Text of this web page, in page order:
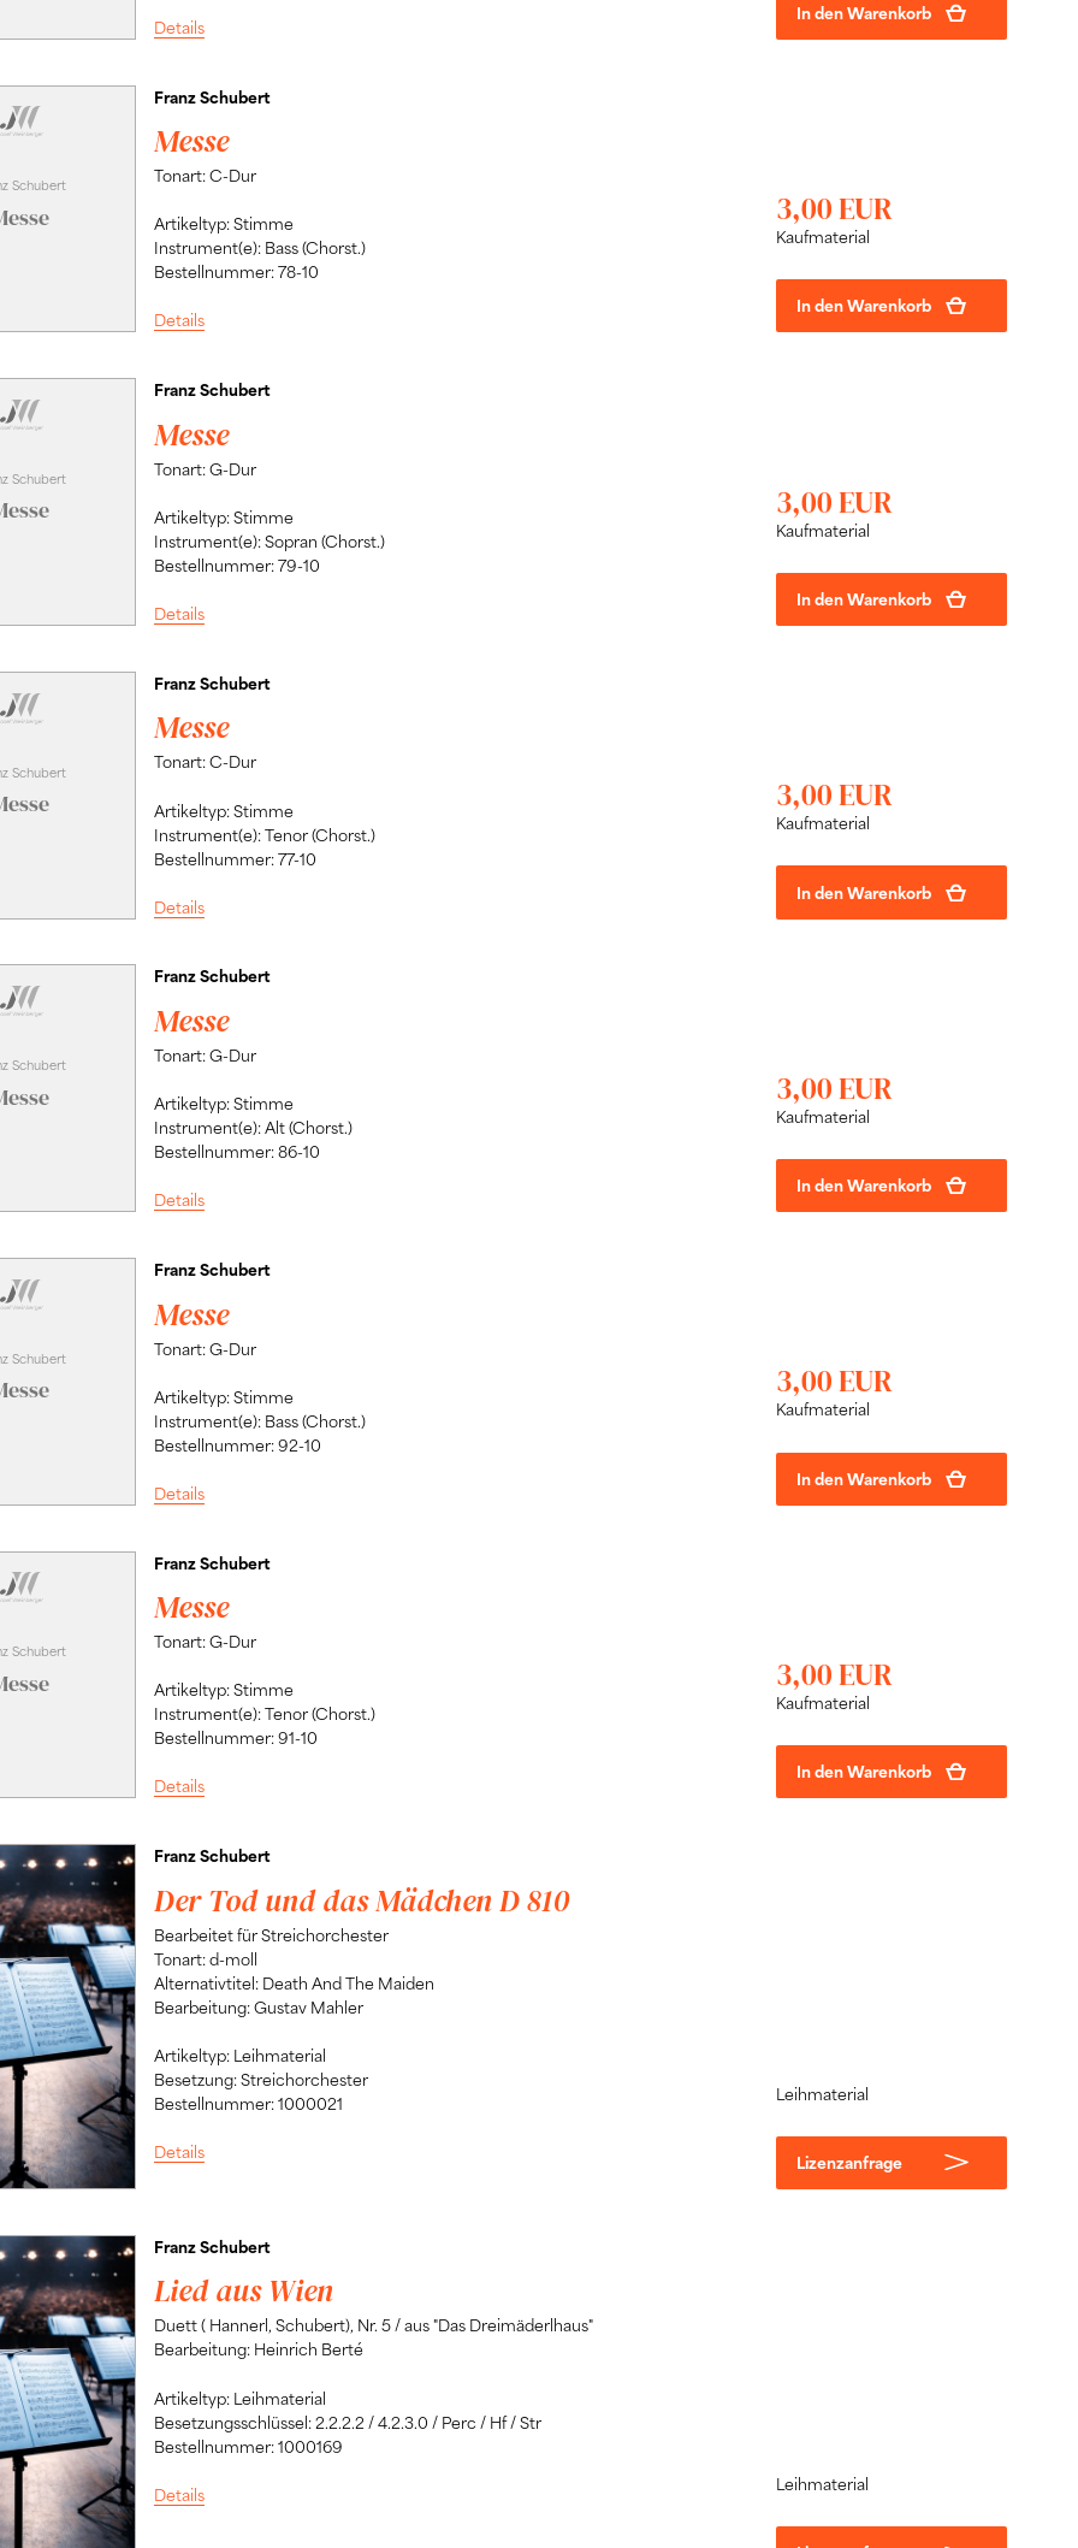
Details
In den Warenkorb
Schubert
Franz Schubert
Messe
Tonart: C-Dur
Artikeltyp: Stimme
Instrument(e): Bass (Chorst.)
Bestellnummer: 78-10
Details
3,00 EUR
Kaufmaterial
In den Warenkorb
Schubert
Franz Schubert
Messe
Tonart: G-Dur
Artikeltyp: Stimme
Instrument(e): Sopran (Chorst.)
Bestellnummer: 79-10
Details
3,00 EUR
Kaufmaterial
In den Warenkorb
Schubert
Franz Schubert
Messe
Tonart: C-Dur
Artikeltyp: Stimme
Instrument(e): Tenor (Chorst.)
Bestellnummer: 77-10
Details
3,00 EUR
Kaufmaterial
In den Warenkorb
Schubert
Franz Schubert
Messe
Tonart: G-Dur
Artikeltyp: Stimme
Instrument(e): Alt (Chorst.)
Bestellnummer: 86-10
Details
3,00 EUR
Kaufmaterial
In den Warenkorb
Schubert
Franz Schubert
Messe
Tonart: G-Dur
Artikeltyp: Stimme
Instrument(e): Bass (Chorst.)
Bestellnummer: 92-10
Details
3,00 EUR
Kaufmaterial
In den Warenkorb
Schubert
Franz Schubert
Messe
Tonart: G-Dur
Artikeltyp: Stimme
Instrument(e): Tenor (Chorst.)
Bestellnummer: 91-10
Details
3,00 EUR
Kaufmaterial
In den Warenkorb
Franz Schubert
Der Tod und das Mädchen D 810
Bearbeitet für Streichorchester
Tonart: d-moll
Alternativtitel: Death And The Maiden
Bearbeitung: Gustav Mahler
Artikeltyp: Leihmaterial
Besetzung: Streichorchester
Bestellnummer: 1000021
Details
Leihmaterial
Lizenzanfrage
Franz Schubert
Lied aus Wien
Duett ( Hannerl, Schubert), Nr. 5 / aus "Das Dreimäderlhaus"
Bearbeitung: Heinrich Berté
Artikeltyp: Leihmaterial
Besetzungsschlüssel: 2.2.2.2 / 4.2.3.0 / Perc / Hf / Str
Bestellnummer: 1000169
Details Leihmaterial